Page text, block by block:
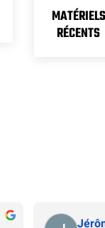
MATÉRIELS
RÉCENTS